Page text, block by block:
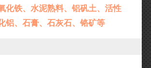
化铁、水泥熟料、铝矾土、活性
铝、石膏、石灰石、铬矿等